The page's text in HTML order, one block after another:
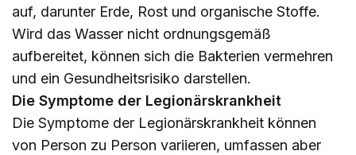
auf, darunter Erde, Rost und organische Stoffe.
Wird das Wasser nicht ordnungsgemäß
aufbereitet, können sich die Bakterien vermehren
und ein Gesundheitsrisiko darstellen.
Die Symptome der Legionärskrankheit
Die Symptome der Legionärskrankheit können
von Person zu Person variieren, umfassen aber